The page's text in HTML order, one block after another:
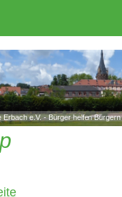
Erbach e.V. - Bürger helfen Bürgern